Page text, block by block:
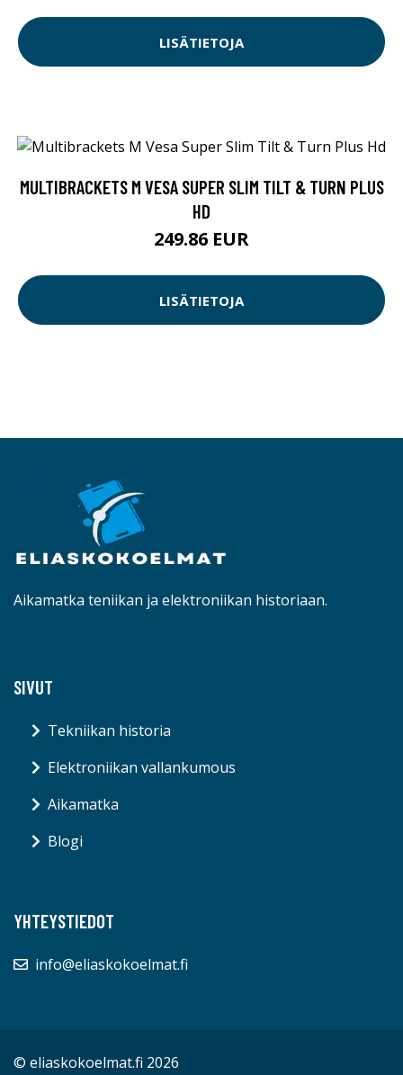
LISÄTIETOJA
MULTIBRACKETS M VESA SUPER SLIM TILT & TURN PLUS
HD
249.86 EUR
LISÄTIETOJA
Aikamatka teniikan ja elektroniikan historiaan.
SIVUT
Tekniikan historia
Elektroniikan vallankumous
Aikamatka
Blogi
YHTEYSTIEDOT
info@eliaskokoelmat.fi
© eliaskokoelmat.fi 2026